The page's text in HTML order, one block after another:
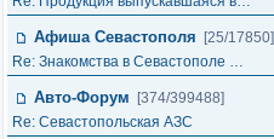
Афиша Севастополя
[25/17850]
Re: Знакомства в Севастополе …
Авто-Форум
[374/399488]
Re: Севастопольская АЗС